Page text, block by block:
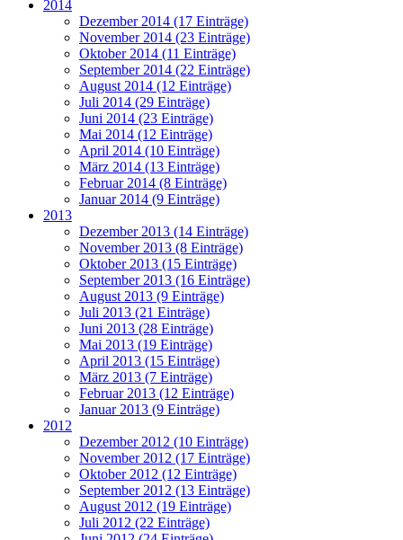
2014
Dezember 2014 (17 Einträge)
November 2014 (23 Einträge)
Oktober 2014 (11 Einträge)
September 2014 (22 Einträge)
August 2014 (12 Einträge)
Juli 2014 (29 Einträge)
Juni 2014 (23 Einträge)
Mai 2014 (12 Einträge)
April 2014 (10 Einträge)
März 2014 (13 Einträge)
Februar 2014 (8 Einträge)
Januar 2014 (9 Einträge)
2013
Dezember 2013 (14 Einträge)
November 2013 (8 Einträge)
Oktober 2013 (15 Einträge)
September 2013 (16 Einträge)
August 2013 (9 Einträge)
Juli 2013 (21 Einträge)
Juni 2013 (28 Einträge)
Mai 2013 (19 Einträge)
April 2013 (15 Einträge)
März 2013 (7 Einträge)
Februar 2013 (12 Einträge)
Januar 2013 (9 Einträge)
2012
Dezember 2012 (10 Einträge)
November 2012 (17 Einträge)
Oktober 2012 (12 Einträge)
September 2012 (13 Einträge)
August 2012 (19 Einträge)
Juli 2012 (22 Einträge)